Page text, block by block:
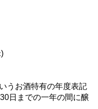
うお酒特有の年度表記
日までの一年の間に醸